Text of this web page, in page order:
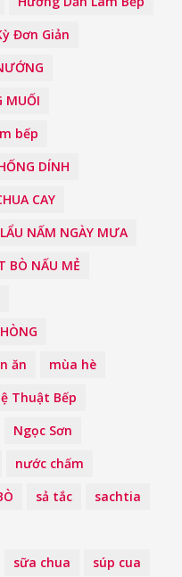
Đơn Giản
MUỐI
bếp
DÍNH
CAY
LẨU NẤM NGÀY MƯA
BÒ NẤU MẺ
ăn
mùa hè
Thuật Bếp
Ngọc Sơn
nước chấm
sả tắc
sachtia
sữa chua
súp cua